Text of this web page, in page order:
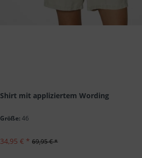
Shirt mit appliziertem Wording
Größe:46
34,95 € * 69,95 € *